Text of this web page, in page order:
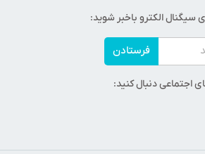
الکترو باخبر شوید:
فرستادن
اجتماعی دنبال کنید: